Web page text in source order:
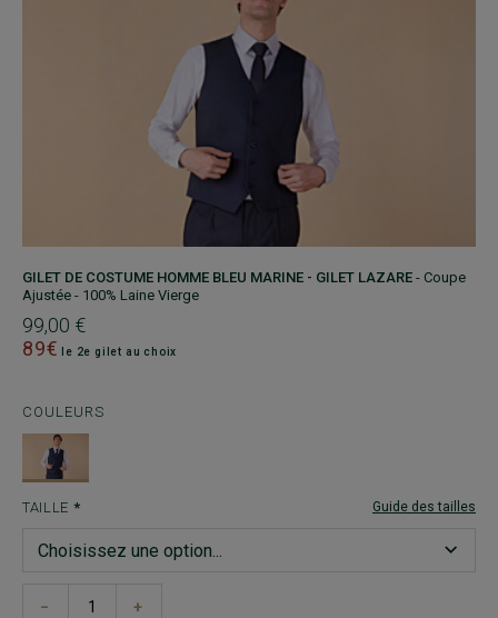
GILET DE COSTUME HOMME BLEU MARINE - GILET LAZARE - Coupe
Ajustée - 100% Laine Vierge
99,00 €
89€
le 2e gilet au choix
COULEURS
TAILLE Guide des tailles
− +